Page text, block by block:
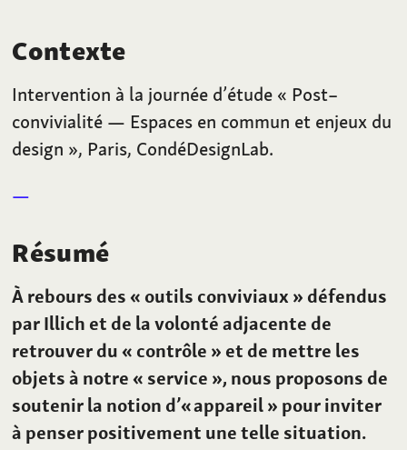
Contexte
Intervention à la journée d’étude « Post–
convivialité — Espaces en commun et enjeux du
design », Paris, CondéDesignLab.
Résumé
À rebours des « outils conviviaux » défendus
par Illich et de la volonté adjacente de
retrouver du « contrôle » et de mettre les
objets à notre « service », nous proposons de
soutenir la notion d’« appareil» pour inviter
à penser positivement une telle situation.